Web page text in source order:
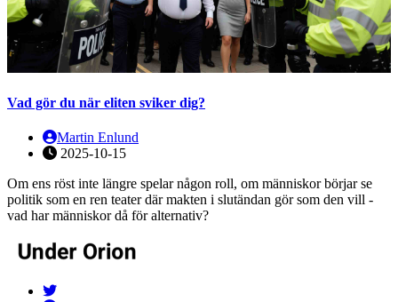
Vad gör du när eliten sviker dig?
Martin Enlund
2025-10-15
Om ens röst inte längre spelar någon roll, om människor börjar se
politik som en ren teater där makten i slutändan gör som den vill -
vad har människor då för alternativ?